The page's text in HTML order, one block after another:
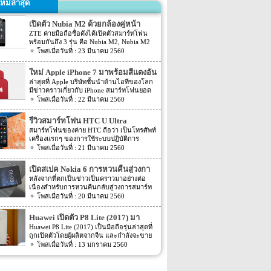
ม่ล่าสุด
เปิดตัว Nubia M2 ด้วยกล้องคู่หน้า
ZTE ค่ายมือถือชื่อดังได้เปิดตัวสมาร์ทโฟน
พร้อมกันถึง 3 รุ่น คือ Nubia M2, Nubia M2
Lite และ Nubia N2 ซึ่งแต่ละรุ่นก็มีความน่า
นี้เราจะมารีวิวให้ท่านได้รู้จักกับ Nubia M2
ที่มีจุดขายตรงกล้องหน้าที่มาเป็นคู่ นอกจาก
กล้องหน้าที่มาเป็นคู่แล้วยังมีส่วนอื่นๆ ที่น่า
สนใจอีก Nubia M2 ใช้กล้องหน้าแบบคู่ที่มี
ความละเอียดสูงถึง 13MP มีรูรับแสง f 2.2
กล้องหน้าสำหรับการเซลฟี่มีความละเอียด
16MP พร้อมกับรูรับแสง f/2.0 กล้องหน้า
สามารถจับภาพได้กว้างถึง 80 องศา นั้นจะ
ทำให้การถ่ายรูปเซลฟี่ได้กว้างมากยิ่งขึ้น
หน้าจอเป็นแบบ AMOLED มีความละเอียดสูง
ถึง 1080p ขนาด 5.5 นิ้ว ระบบประมวลผล
การทำงานจะเป็นชิปเซ็ต Snapdragon 625
เป็นชิปประมวลผลของ Qualcomm ใช้ RAM
4GB หน่วยความจำมีให้เลือกอยู่ 2 ขนาด คือ
[…]
23 มีนาคม 2560
ใหม่ Apple iPhone 7 มาพร้อมสีแดงอัน
ร้อนแรง
ล่าสุดที่ Apple บริษัทชั้นนำด้านไอทีของโลก
มีข่าวคราวเกี่ยวกับ iPhone สมาร์ทโฟนยอด
ฮิตในประเทศไทยและทั่วโลก และในช่วงที่
อาจจะพลาดโอกาสได้สัมผัสเทคโนโลยีอัน
ทันสมัยในคราวนั้น แต่ก็ถือว่า เป็นความโชค
ดีที่คุณกำลังจะได้สัมผัสกับ iPhone 7 ที่มา
พร้อมการออกแบบสีของบอดี้ด้วยสีแดงอัน
ร้อนแรง เร้าใจแบบสุดๆ ทำให้สาวกของ
Apple กระเป๋าสั่นกันเลยทีเดียว การออกแบบ
iPhone 7 สีแดง ได้แรงบันดาลใจมาจากการ
กุศลของ iGadget ซึ่งปกติแล้ว การปรับแต่ง
Apple จะให้บริษัทข้างนอกช่วยในการปรับ
แต่งให้ แต่บอดี้นี้สีนี้ Apple ลงแรงปรับแต่งเอง
สีแดงอันร้อนแรง Apple จะจับความร้อนแรง
ลงไปใน iPhone 7 และ iPhone 7 Plus ทาง
บริษัท Apple ได้กำหนดวันจำหน่ายในวันศุกร์
ที่ 24 มีนาคม 2560 ที่จะถึงนี้ เวลาในการเปิด
ขายเป็นเวลาช่วงเช้าประมาณ 8.01 น. (เป็น
เวลาในฝั่งประเทศแถบแปซิฟิก) การเปิดตัว
22 มีนาคม 2560
รีวิวสมาร์ทโฟน HTC U Ultra
สมาร์ทโฟนของค่าย HTC ถือว่า เป็นโทรศัพท์
เครื่องแรกๆ ของการใช้ระบบปฏิบัติการ
Android หลายคนน่าจะจำได้ ในช่วงนั้นมี
Bird ที่ฮิตกันทั่วบ้านทั่วเมือง สมาร์ทโฟนหนึ่ง
ในที่สามารถเล่นเกมส์ Angry Bird นี้ได้ ก็คือ
สมาร์ทโฟนจากค่าย HTC หลังจากนั้น HTC
ก็ได้มีการพัฒนาสมาร์ทโฟนขึ้นมาอีก
มากมาย ล่าสุดได้เตรียมปล่อยรุ่นใหม่ อย่าง
HTC U Ultra HTC U Ultra มาพร้อมกับหน้า
จอ Super LCD5 มีขนาด 5.7 นิ้ว หน้าจอเป็น
แบบ Gorilla Glass 5 ซึ่งเป็นหน้าจอใหม่ที่
สามารถป้องกันรอยขีดข่วนได้ ความละเอียด
ของภาพสูงถึง 1,040 X 2,560 พิกเซล
(513ppi) ใช้ชิปประมวลผล Snapdragon 820
ที่มีความเร็วให้เลือกถึง 2 แบบ คือ 2.15GHz
21 มีนาคม 2560
เปิดสเปค Nokia 6 การหวนคืนสู่วงกา
รสมาร์ทโฟน
หลังจากที่ตกเป็นข่าวเป็นคราวมาอย่างต่อ
เนื่องสำหรับการหวนคืนกลับสู่วงการสมาร์ท
โฟน อย่างสมาร์ทโฟนในแบรนด์ Nokia ครั้ง
เอาสมาร์ทโฟนรุ่นนี้ไปทดสอบในห้องปฏิบัติ
การ Nokia 6 เปิดตัวรุ่นแรกภายใต้ชื่อรุ่น TA-
1000 ซึ่งจะมีความน่าสนใจทั้งในเรื่องของ
ซอฟต์แวร์และวัสดุอุปกรณ์ที่นำมาผลิตต่างๆ
Nokia 6 ไม่ได้เป็นสมาร์ทโฟนระดับสูง แต่จะ
เป็นสมาร์ทโฟนราคากลางๆ ที่เตรียมตัวจะมา
20 มีนาคม 2560
Huawei เปิดตัว P8 Lite (2017) มา
พร้อมหน้าจอ 1080p ชิพเซ็ท Kirin
655
Huawei P8 Lite (2017) เป็นมือถือรุ่นล่าสุดที่
ถูกเปิดตัวโดยผู้ผลิตจากจีน และกำลังจะขาย
ในตลาดยุโรปบางประเทศในเร็วๆ นี้ แต่การ
13 มกราคม 2560